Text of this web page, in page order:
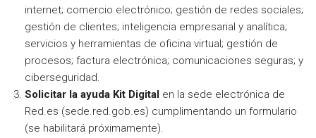
internet; comercio electrónico; gestión de redes sociales;
gestión de clientes; inteligencia empresarial y analítica;
servicios y herramientas de oficina virtual; gestión de
procesos; factura electrónica; comunicaciones seguras; y
ciberseguridad.
Solicitar la ayuda Kit Digital en la sede electrónica de
Red.es (sede.red.gob.es) cumplimentando un formulario
(se habilitará próximamente).